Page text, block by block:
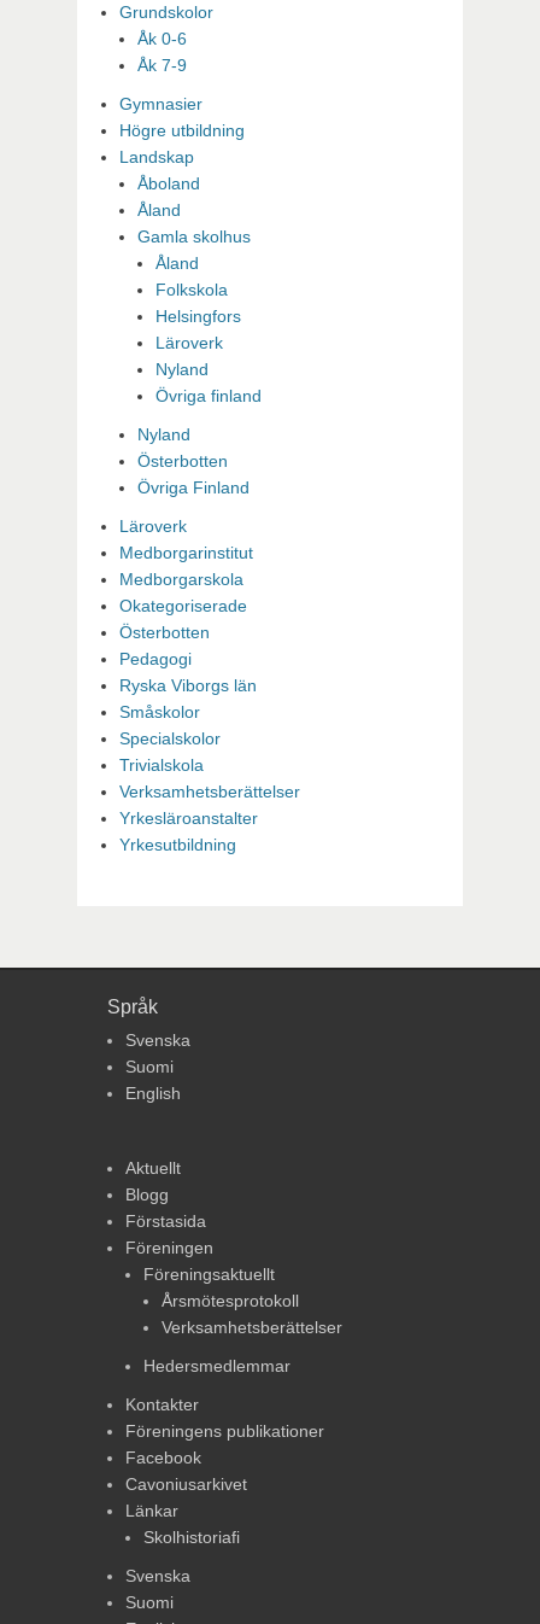
Grundskolor
Åk 0-6
Åk 7-9
Gymnasier
Högre utbildning
Landskap
Åboland
Åland
Gamla skolhus
Åland
Folkskola
Helsingfors
Läroverk
Nyland
Övriga finland
Nyland
Österbotten
Övriga Finland
Läroverk
Medborgarinstitut
Medborgarskola
Okategoriserade
Österbotten
Pedagogi
Ryska Viborgs län
Småskolor
Specialskolor
Trivialskola
Verksamhetsberättelser
Yrkesläroanstalter
Yrkesutbildning
Språk
Svenska
Suomi
English
Aktuellt
Blogg
Förstasida
Föreningen
Föreningsaktuellt
Årsmötesprotokoll
Verksamhetsberättelser
Hedersmedlemmar
Kontakter
Föreningens publikationer
Facebook
Cavoniusarkivet
Länkar
Skolhistoriafi
Svenska
Suomi